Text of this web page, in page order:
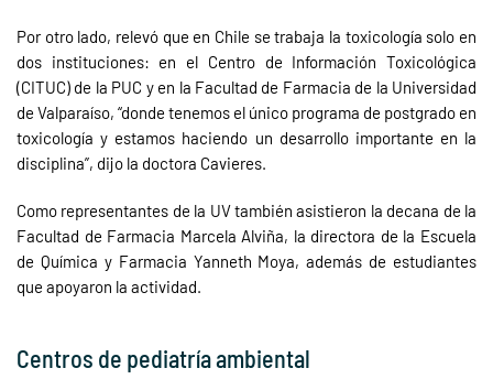
Por otro lado, relevó que en Chile se trabaja la toxicología solo en
dos instituciones: en el Centro de Información Toxicológica
(CITUC) de la PUC y en la Facultad de Farmacia de la Universidad
de Valparaíso, “donde tenemos el único programa de postgrado en
toxicología y estamos haciendo un desarrollo importante en la
disciplina”, dijo la doctora Cavieres.
Como representantes de la UV también asistieron la decana de la
Facultad de Farmacia Marcela Alviña, la directora de la Escuela
de Química y Farmacia Yanneth Moya, además de estudiantes
que apoyaron la actividad.
Centros de pediatría ambiental